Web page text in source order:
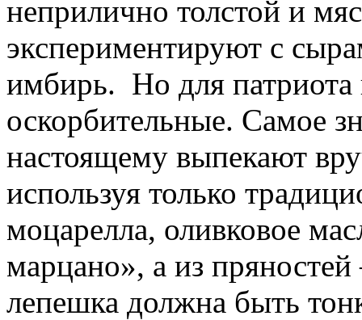
неприлично толстой и
экспериментируют с
имбирь. Но для патриота
оскорбительные. Самое
настоящему выпекают
используя только
моцарелла, оливковое
марцано», а из
лепешка должна быть